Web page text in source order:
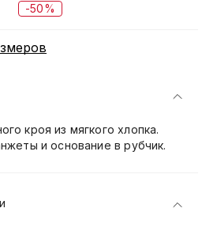
-50%
кроя из мягкого хлопка.
и основание в рубчик.